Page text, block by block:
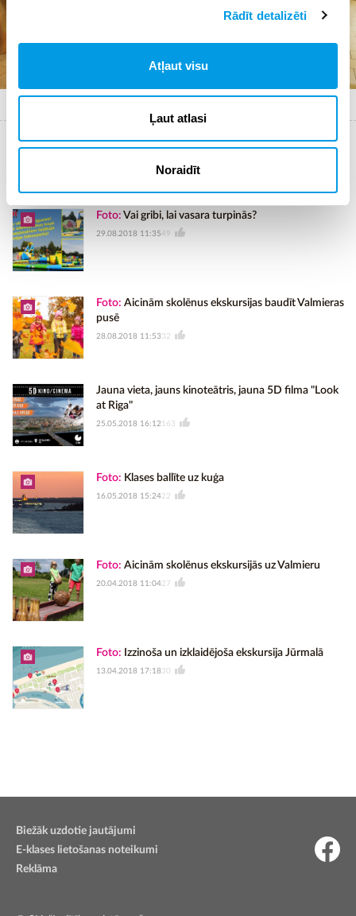
Rādīt detalizēti
Atļaut visu
Ļaut atlasi
Noraidīt
Reklāmraksts
Foto: Vai gribi, lai vasara turpinās?
29.08.2018 11:3549
Foto: Aicinām skolēnus ekskursijas baudīt Valmieras
pusē
28.08.2018 11:53 32
Jauna vieta, jauns kinoteātris, jauna 5D filma "Look
at Riga"
25.05.2018 16:12 163
Foto: Klases ballīte uz kuģa
16.05.2018 15:2422
Foto: Aicinām skolēnus ekskursijās uz Valmieru
20.04.2018 11:0427
Foto: Izzinoša un izklaidējoša ekskursija Jūrmalā
13.04.2018 17:18 30
Biežāk uzdotie jautājumi
E-klases lietošanas noteikumi
Reklāma